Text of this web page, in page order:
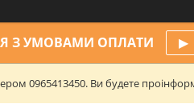
З УМОВАМИ ОПЛАТИ ▶
0965413450. Ви будете